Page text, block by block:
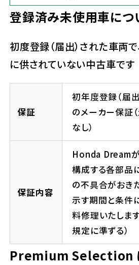
登録済み未使用車につ
初度登録（届出）された車両
に供されていない中古車です
保証
初年度登録（届
のメーカー保証
なし）
保証内容
Honda Dream
構成する各部品
の不具合がおき
示す期間と条件
料修理いたしま
規定に準ずる）
Premium Selection